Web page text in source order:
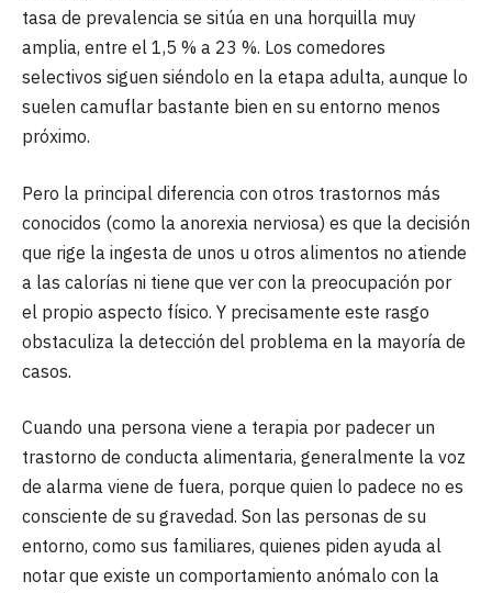
tasa de prevalencia se sitúa en una horquilla muy
amplia, entre el 1,5 % a 23 %. Los comedores
selectivos siguen siéndolo en la etapa adulta, aunque lo
suelen camuflar bastante bien en su entorno menos
próximo.
Pero la principal diferencia con otros trastornos más
conocidos (como la anorexia nerviosa) es que la decisión
que rige la ingesta de unos u otros alimentos no atiende
a las calorías ni tiene que ver con la preocupación por
el propio aspecto físico. Y precisamente este rasgo
obstaculiza la detección del problema en la mayoría de
casos.
Cuando una persona viene a terapia por padecer un
trastorno de conducta alimentaria, generalmente la voz
de alarma viene de fuera, porque quien lo padece no es
consciente de su gravedad. Son las personas de su
entorno, como sus familiares, quienes piden ayuda al
notar que existe un comportamiento anómalo con la